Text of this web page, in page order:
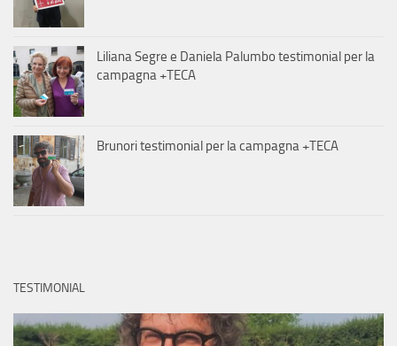
Liliana Segre e Daniela Palumbo testimonial per la
campagna +TECA
Brunori testimonial per la campagna +TECA
TESTIMONIAL